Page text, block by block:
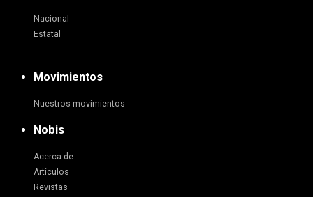
Nacional
Estatal
Movimientos
Nuestros movimientos
Nobis
Acerca de
Artículos
Revistas